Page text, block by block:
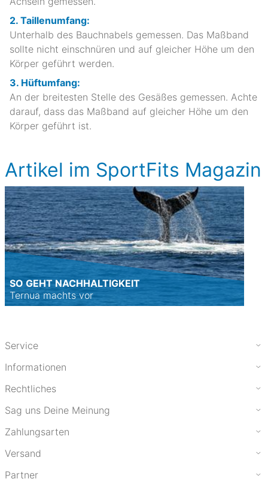
2. Taillenumfang:
Unterhalb des Bauchnabels gemessen. Das Maßband
sollte nicht einschnüren und auf gleicher Höhe um den
Körper geführt werden.
3. Hüftumfang:
An der breitesten Stelle des Gesäßes gemessen. Achte
darauf, dass das Maßband auf gleicher Höhe um den
Körper geführt ist.
Artikel im SportFits Magazin
SO GEHT NACHHALTIGKEIT
Ternua machts vor
Service
Informationen
Rechtliches
Sag uns Deine Meinung
Zahlungsarten
Versand
Partner